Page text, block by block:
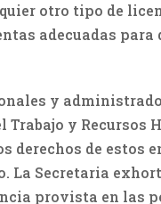
otro tipo de
adecuadas para
y
y Recursos
de estos
La Secretaria
provista en las